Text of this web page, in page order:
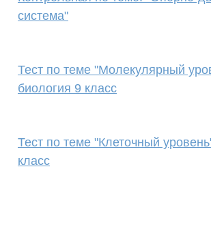
система"
Тест по теме "Молекулярный
биология 9 класс
Тест по теме "Клеточный
класс